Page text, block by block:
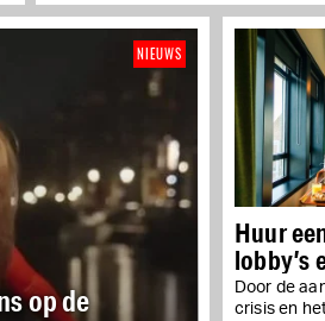
op de
NIEUWS
Huur
lobby’s
van
Door de
crisis en